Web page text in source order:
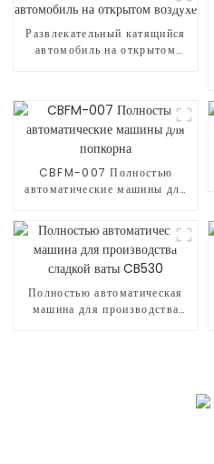
Развлекательный катящийся
автомобиль на открытом
CBFM-007 Полностью
автоматические машины для
Полностью автоматическая
машина для производства